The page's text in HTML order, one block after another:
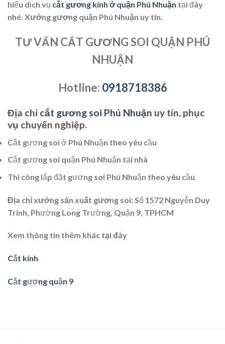
hiểu dịch vụ cắt gương kính ở quận Phú Nhuận tại đây
nhé. Xưởng gương quận Phú Nhuận uy tín.
TƯ VẤN CẮT GƯƠNG SOI QUẬN PHÚ
NHUẬN
Hotline: 0918718386
Địa chỉ cắt gương soi Phú Nhuận uy tín, phục
vụ chuyển nghiệp.
Cắt gương soi ở Phú Nhuận theo yêu cầu
Cắt gương soi quận Phú Nhuận tại nhà
Thi công lắp đặt gương soi Phú Nhuận theo yêu cầu
Địa chỉ xưởng sản xuất gương soi: Số 1572 Nguyễn Duy
Trinh, Phường Long Trường, Quận 9, TPHCM
Xem thông tin thêm khác tại đây
Cắt kính
Cắt gương quận 9